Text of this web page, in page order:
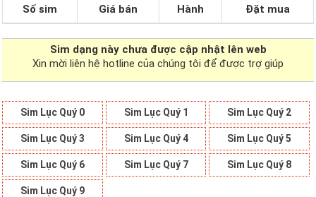
Số sim Giá bán Hành Đặt mua
Sim dạng này chưa được cập nhật lên web
Xin mời liên hệ hotline của chúng tôi để được trợ giúp
Sim Lục Quý 0 Sim Lục Quý 1 Sim Lục Quý 2
Sim Lục Quý 3 Sim Lục Quý 4 Sim Lục Quý 5
Sim Lục Quý 6 Sim Lục Quý 7 Sim Lục Quý 8
Sim Lục Quý 9